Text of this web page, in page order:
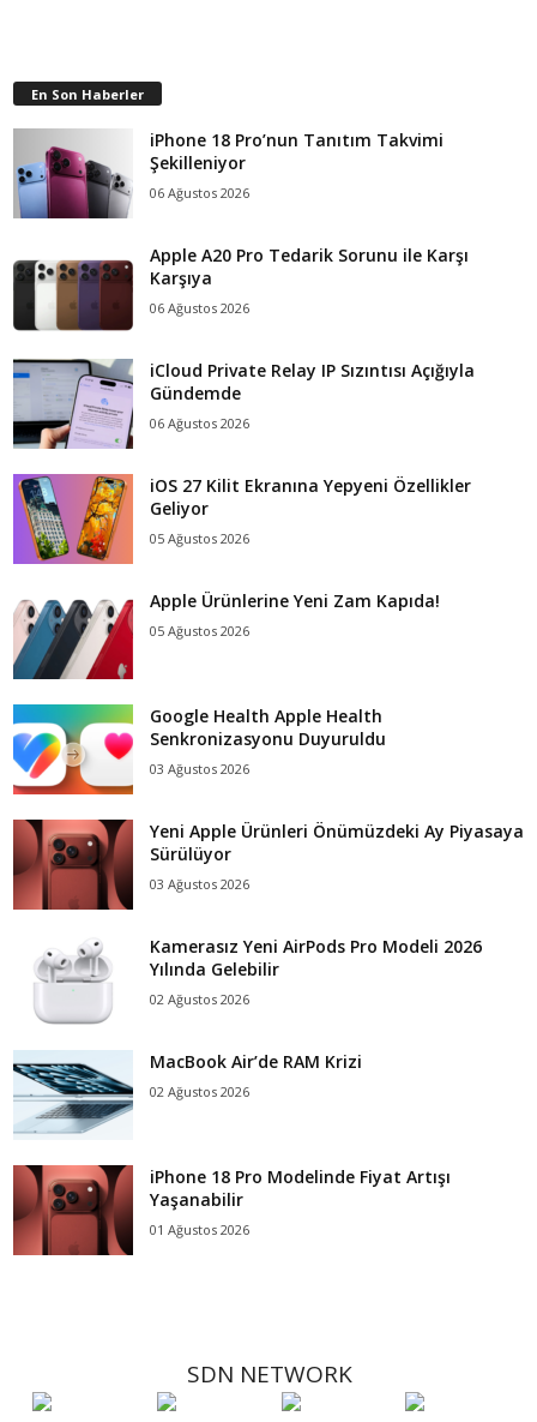
En Son Haberler
iPhone 18 Pro’nun Tanıtım Takvimi
Şekilleniyor
06 Ağustos 2026
Apple A20 Pro Tedarik Sorunu ile Karşı
Karşıya
06 Ağustos 2026
iCloud Private Relay IP Sızıntısı Açığıyla
Gündemde
06 Ağustos 2026
iOS 27 Kilit Ekranına Yepyeni Özellikler
Geliyor
05 Ağustos 2026
Apple Ürünlerine Yeni Zam Kapıda!
05 Ağustos 2026
Google Health Apple Health
Senkronizasyonu Duyuruldu
03 Ağustos 2026
Yeni Apple Ürünleri Önümüzdeki Ay Piyasaya
Sürülüyor
03 Ağustos 2026
Kamerasız Yeni AirPods Pro Modeli 2026
Yılında Gelebilir
02 Ağustos 2026
MacBook Air’de RAM Krizi
02 Ağustos 2026
iPhone 18 Pro Modelinde Fiyat Artışı
Yaşanabilir
01 Ağustos 2026
SDN NETWORK